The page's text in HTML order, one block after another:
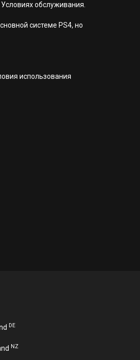
обслуживания.
системе PS4, но
использования
DE
NZ